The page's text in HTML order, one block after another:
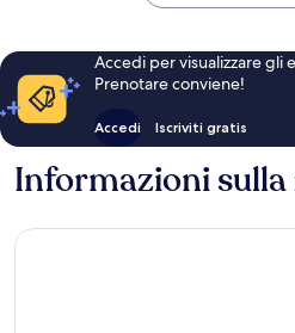
Accedi per visualizzare gli
Prenotare conviene!
Accedi Iscriviti gratis
Informazioni sulla